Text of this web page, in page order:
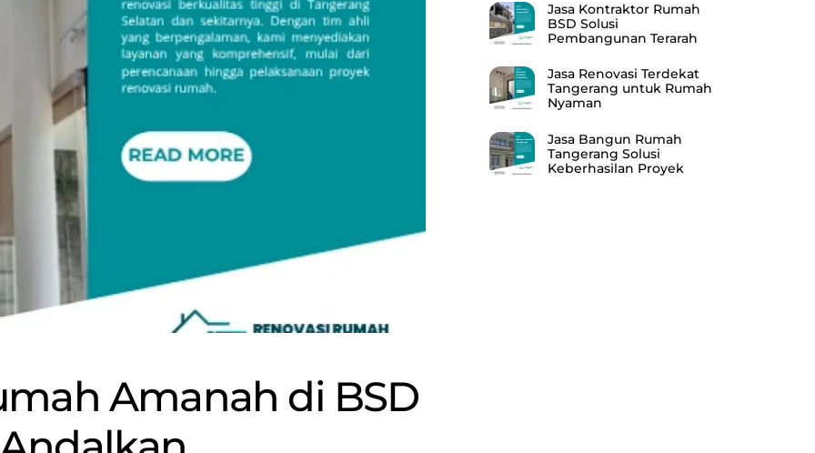
Amanah di BSD
Jasa Kontraktor Rumah
BSD Solusi
Pembangunan Terarah
Jasa Renovasi Terdekat
Tangerang untuk Rumah
Nyaman
Jasa Bangun Rumah
Tangerang Solusi
Keberhasilan Proyek